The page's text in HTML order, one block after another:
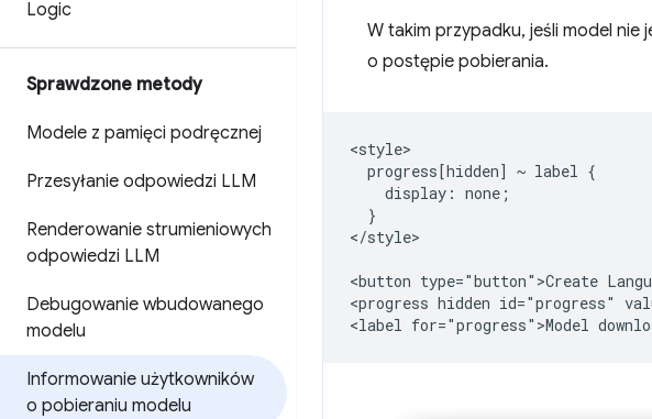
Logic
Sprawdzone metody
Modele z pamięci podręcznej
Przesyłanie odpowiedzi LLM
Renderowanie strumieniowych
odpowiedzi LLM
Debugowanie wbudowanego
modelu
Informowanie użytkowników
o pobieraniu modelu
W takim przypadku, jeśli model
o postępie pobierania.
<style>
  progress[hidden] ~ label {
    display: none;
  }
</style>
<button type="button">Create
<progress hidden id="progress"